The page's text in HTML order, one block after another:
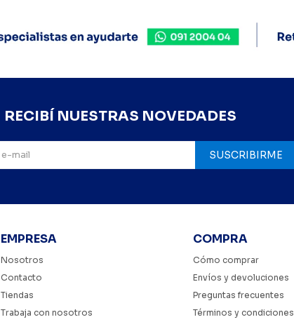
EMPRESA
Nosotros
Contacto
Tiendas
Trabaja con nosotros
COMPRA
Cómo comprar
Envíos y devoluciones
Preguntas frecuentes
Términos y condiciones
RECIBÍ NUESTRAS NOVEDADES
SUSCRIBIRME